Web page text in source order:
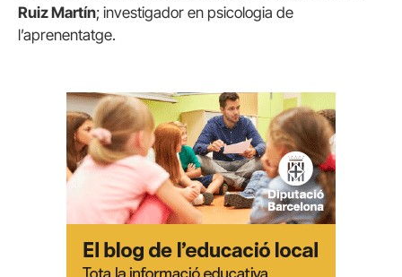
Ruiz Martín; investigador en psicologia de
l’aprenentatge.